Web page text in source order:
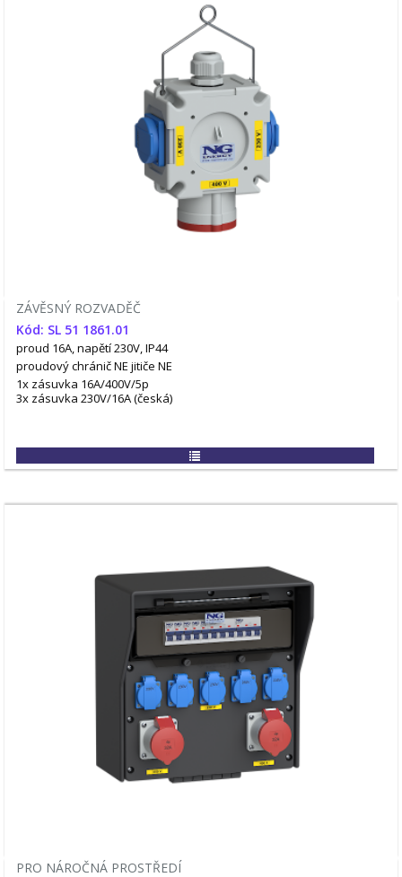
ZÁVĚSNÝ ROZVADĚČ
Kód: SL 51 1861.01
proud 16A, napětí 230V, IP44
proudový chránič NE jitiče NE
1x zásuvka 16A/400V/5p
3x zásuvka 230V/16A (česká)
PRO NÁROČNÁ PROSTŘEDÍ